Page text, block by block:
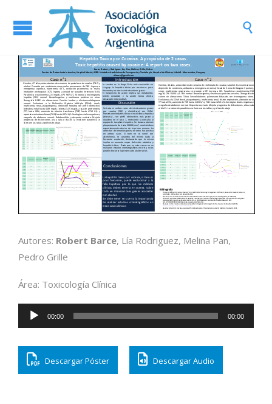

Autores: Robert Barce, Lía Rodriguez, Melina Pan,
Pedro Grille
Área: Toxicología Clínica
Reproductor
de
audio
00:00 00:00
Descargar Póster Descargar Audio